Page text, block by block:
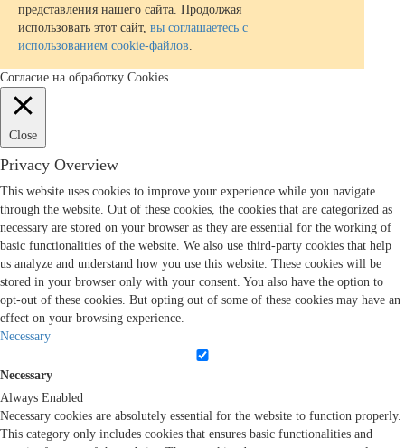
представления нашего сайта. Продолжая
использовать этот сайт, вы соглашаетесь с
использованием cookie-файлов.
Согласие на обработку Cookies
Close
Privacy Overview
This website uses cookies to improve your experience while you navigate
through the website. Out of these cookies, the cookies that are categorized as
necessary are stored on your browser as they are essential for the working of
basic functionalities of the website. We also use third-party cookies that help
us analyze and understand how you use this website. These cookies will be
stored in your browser only with your consent. You also have the option to
opt-out of these cookies. But opting out of some of these cookies may have an
effect on your browsing experience.
Necessary
Necessary
Always Enabled
Necessary cookies are absolutely essential for the website to function properly.
This category only includes cookies that ensures basic functionalities and